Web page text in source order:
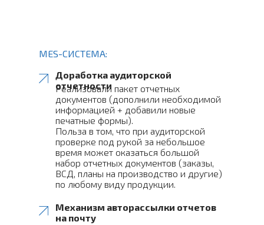
MES-СИСТЕМА:
Доработка аудиторской
отчетности
Реализовали пакет отчетных
документов (дополнили необходимой
информацией + добавили новые
печатные формы).
Польза в том, что при аудиторской
проверке под рукой за небольшое
время может оказаться большой
набор отчетных документов (заказы,
ВСД, планы на производство и другие)
по любому виду продукции.
Механизм авторассылки отчетов
на почту